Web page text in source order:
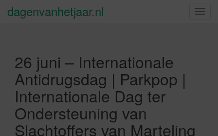
S
dagenvanhetjaar.nl
26 juni – Internationale
Antidrugsdag | Parkpop |
Internationale Dag ter
Ondersteuning van
Slachtoffers van Marteling